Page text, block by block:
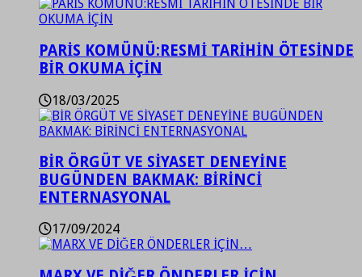
PARİS KOMÜNÜ:RESMİ TARİHİN ÖTESİNDE
BİR OKUMA İÇİN
18/03/2025
BİR ÖRGÜT VE SİYASET DENEYİNE
BUGÜNDEN BAKMAK: BİRİNCİ
ENTERNASYONAL
17/09/2024